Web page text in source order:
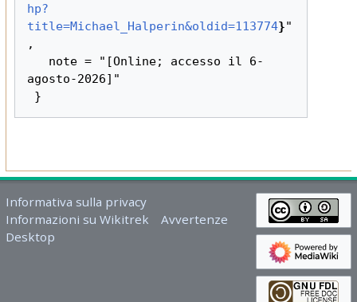
hp?
title=Michael_Halperin&oldid=113774}"
,
agosto-2026]"
Informativa sulla privacy
Informazioni su Wikitrek
Avvertenze
Desktop